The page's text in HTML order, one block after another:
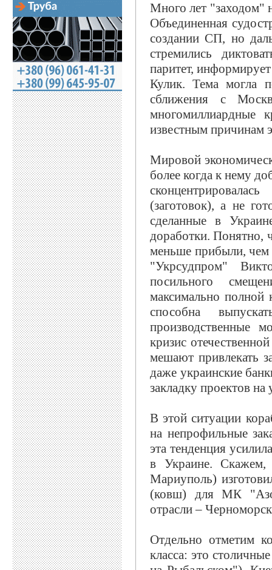
Много лет "заходом"
Объединенная
создании СП, но
стремились
паритет,
Кулик. Тема могла
сближения с
многомиллиардные
известным причинам
Мировой
более когда к нему
(заготовок), а не
сделанные в
доработки. Понятно,
меньше прибыли, чем
"Укрсудпром"
посильного
максимально полной
способна
производственные
кризис
мешают привлекать
даже украинские
закладку проектов
В этой ситуации
на непрофильные
эта тенденция
в Украине. Скажем,
Мариуполь)
(ковш) для МК
отрасли –
Отдельно отметим
класса: это